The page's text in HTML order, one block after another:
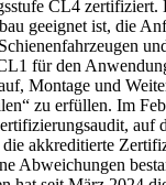
CL4 zertifiziert.
geeignet ist, die
für den
Montage und
zu erfüllen. Im
auf
akkreditierte
Abweichungen